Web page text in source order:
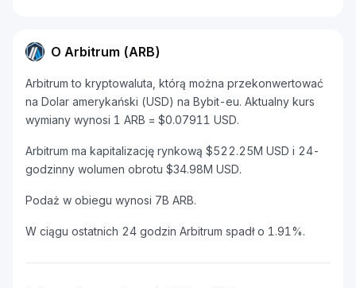
O Arbitrum (ARB)
Arbitrum to kryptowaluta, którą można przekonwertować
na Dolar amerykański (USD) na Bybit-eu. Aktualny kurs
wymiany wynosi 1 ARB = $0.07911 USD.
Arbitrum ma kapitalizację rynkową $522.25M USD i 24-
godzinny wolumen obrotu $34.98M USD.
Podaż w obiegu wynosi 7B ARB.
W ciągu ostatnich 24 godzin Arbitrum spadł o 1.91%.